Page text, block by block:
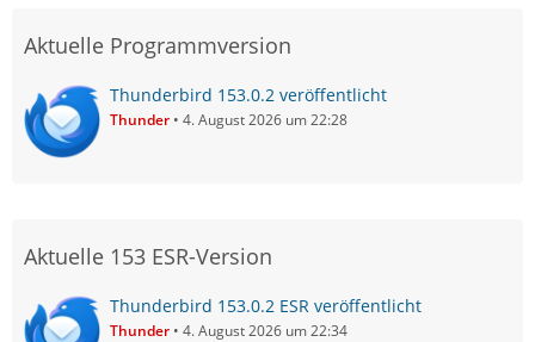
Aktuelle Programmversion
Thunderbird 153.0.2 veröffentlicht
Thunder 4. August 2026 um 22:28
Aktuelle 153 ESR-Version
Thunderbird 153.0.2 ESR veröffentlicht
Thunder 4. August 2026 um 22:34